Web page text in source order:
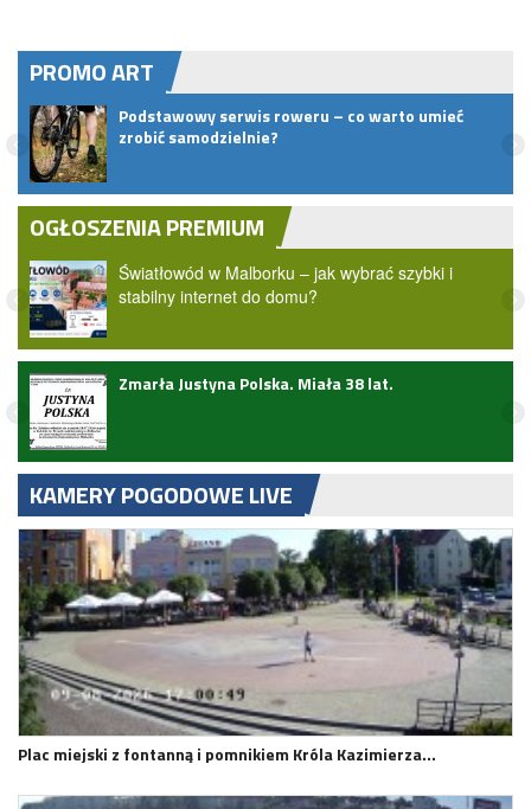
PROMO ART
Podstawowy serwis roweru – co warto umieć
zrobić samodzielnie?
OGŁOSZENIA PREMIUM
Światłowód w Malborku – jak wybrać szybki i
stabilny internet do domu?
Zmarła Justyna Polska. Miała 38 lat.
KAMERY POGODOWE LIVE
Plac miejski z fontanną i pomnikiem Króla Kazimierza…